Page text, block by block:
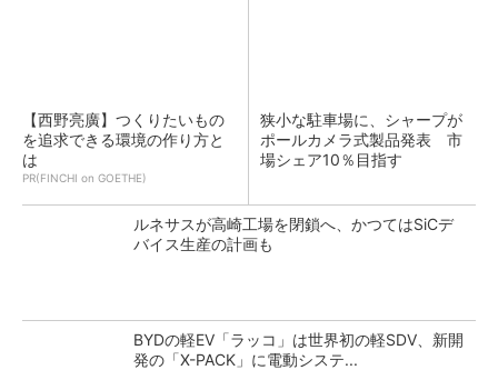
【西野亮廣】つくりたいもの
を追求できる環境の作り方と
は
PR(FINCHI on GOETHE)
狭小な駐車場に、シャープが
ポールカメラ式製品発表 市
場シェア10％目指す
ルネサスが高崎工場を閉鎖へ、かつてはSiCデ
バイス生産の計画も
BYDの軽EV「ラッコ」は世界初の軽SDV、新開
発の「X-PACK」に電動システ...